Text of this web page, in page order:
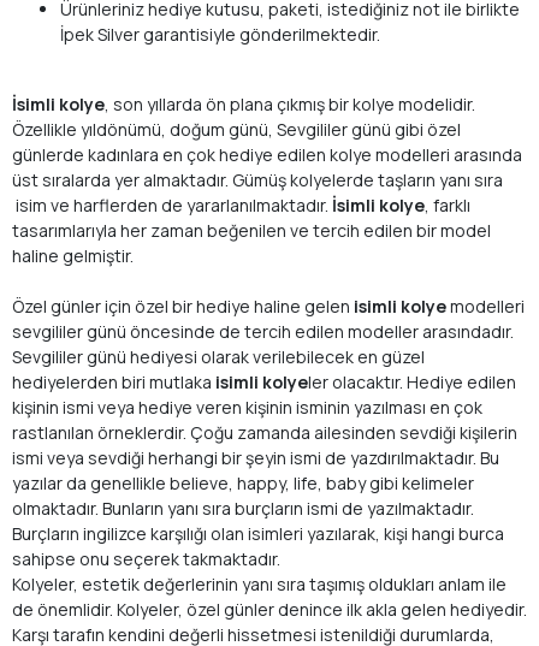
Ürünleriniz hediye kutusu, paketi, istediğiniz not ile birlikte
İpek Silver garantisiyle gönderilmektedir.
İsimli kolye, son yıllarda ön plana çıkmış bir kolye modelidir.
Özellikle yıldönümü, doğum günü, Sevgililer günü gibi özel
günlerde kadınlara en çok hediye edilen kolye modelleri arasında
üst sıralarda yer almaktadır. Gümüş kolyelerde taşların yanı sıra
isim ve harflerden de yararlanılmaktadır. İsimli kolye, farklı
tasarımlarıyla her zaman beğenilen ve tercih edilen bir model
haline gelmiştir.
Özel günler için özel bir hediye haline gelen isimli kolyemodelleri
sevgililer günü öncesinde de tercih edilen modeller arasındadır.
Sevgililer günü hediyesi olarak verilebilecek en güzel
hediyelerden biri mutlaka isimli kolyeler olacaktır. Hediye edilen
kişinin ismi veya hediye veren kişinin isminin yazılması en çok
rastlanılan örneklerdir. Çoğu zamanda ailesinden sevdiği kişilerin
ismi veya sevdiği herhangi bir şeyin ismi de yazdırılmaktadır. Bu
yazılar da genellikle believe, happy, life, baby gibi kelimeler
olmaktadır. Bunların yanı sıra burçların ismi de yazılmaktadır.
Burçların ingilizce karşılığı olan isimleri yazılarak, kişi hangi burca
sahipse onu seçerek takmaktadır.
Kolyeler, estetik değerlerinin yanı sıra taşımış oldukları anlam ile
de önemlidir. Kolyeler, özel günler denince ilk akla gelen hediyedir.
Karşı tarafın kendini değerli hissetmesi istenildiği durumlarda,